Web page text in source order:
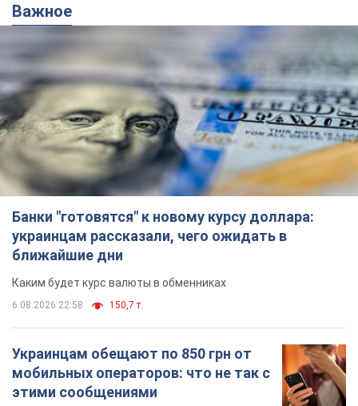
Важное
Банки "готовятся" к новому курсу доллара:
украинцам рассказали, чего ожидать в
ближайшие дни
Каким будет курс валюты в обменниках
6.08.2026 22:58 150,7 т.
Украинцам обещают по 850 грн от
мобильных операторов: что не так с
этими сообщениями